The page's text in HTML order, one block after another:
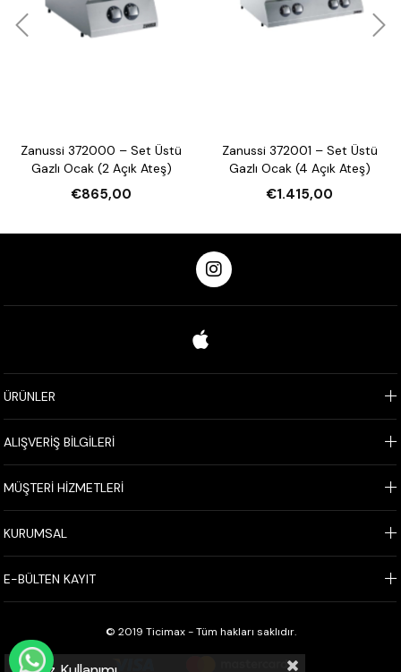
Zanussi 372000 – Set Üstü
Gazlı Ocak (2 Açık Ateş)
€865,00
Zanussi 372001 – Set Üstü
Gazlı Ocak (4 Açık Ateş)
€1.415,00
ÜRÜNLER
ALIŞVERİŞ BİLGİLERİ
MÜŞTERİ HİZMETLERİ
KURUMSAL
E-BÜLTEN KAYIT
© 2019 Ticimax - Tüm hakları saklıdır.